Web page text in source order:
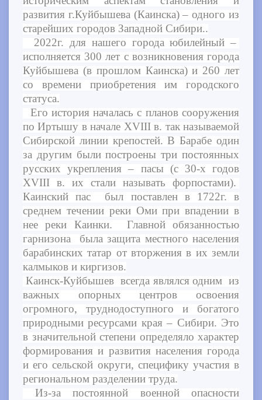
развития г.Куйбышева (Каинска) – одного из
старейших городов Западной Сибири..
2022г. для нашего города юбилейный –
исполняется 300 лет с возникновения города
Куйбышева (в прошлом Каинска) и 260 лет
со времени приобретения им городского
статуса.
Его история началась с планов сооружения
по Иртышу в начале XVIII в. так называемой
Сибирской линии крепостей. В Барабе один
за другим были построены три постоянных
русских укрепления – пасы (с 30-х годов
XVIII в. их стали называть форпостами).
Каинский пас был поставлен в 1722г. в
среднем течении реки Оми при впадении в
нее реки Каинки. Главной обязанностью
гарнизона была защита местного населения
барабинских татар от вторжения в их земли
калмыков и киргизов.
Каинск-Куйбышев всегда являлся одним из
важных опорных центров освоения
огромного, труднодоступного и богатого
природными ресурсами края – Сибири. Это
в значительной степени определяло характер
формирования и развития населения города
и его сельской округи, специфику участия в
региональном разделении труда.
Из-за постоянной военной опасности